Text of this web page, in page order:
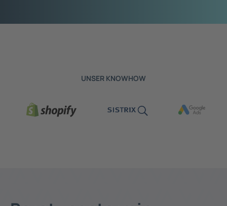
UNSER KNOWHOW